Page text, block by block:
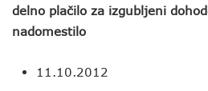
delno plačilo za izgubljeni
nadomestilo
11.10.2012